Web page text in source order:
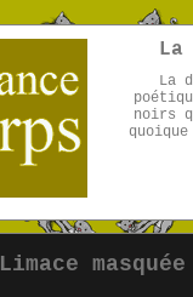
La
La
noirs
Limace masquée